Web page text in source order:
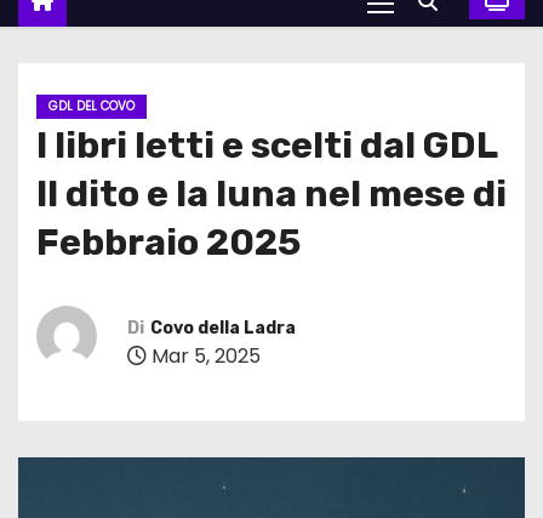
GDL DEL COVO
I libri letti e scelti dal GDL
Il dito e la luna nel mese di
Febbraio 2025
Di Covo della Ladra
Mar 5, 2025